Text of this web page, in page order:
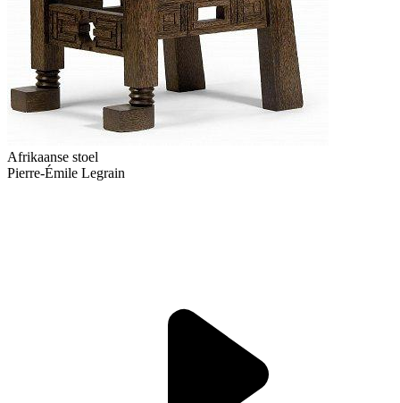
Afrikaanse stoel
Pierre-Émile Legrain